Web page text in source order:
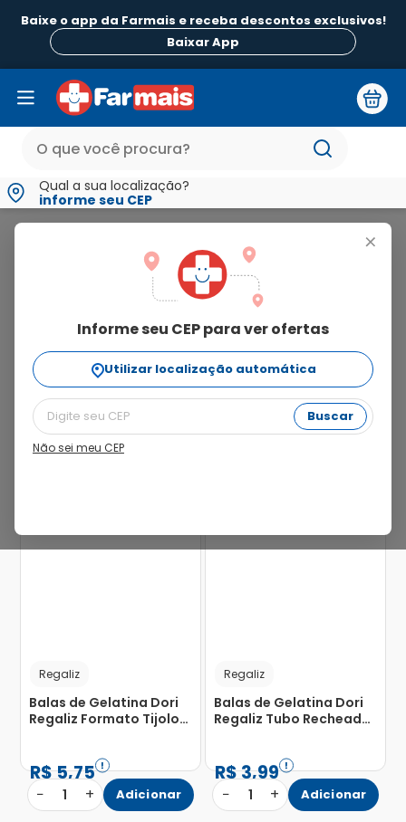
Baixe o app da Farmais e receba descontos exclusivos!
Baixar App
Qual a sua localização?
informe seu CEP
+
Informe seu CEP para ver ofertas
Utilizar localização automática
Buscar
Não sei meu CEP
Ordenar Por
relevância
Regaliz
Balas de Gelatina Dori
Regaliz Formato Tijolo
R$5,75
− 1 + Adicionar
Regaliz
Balas de Gelatina Dori
Regaliz Tubo Recheado
R$3,99
− 1 + Adicionar